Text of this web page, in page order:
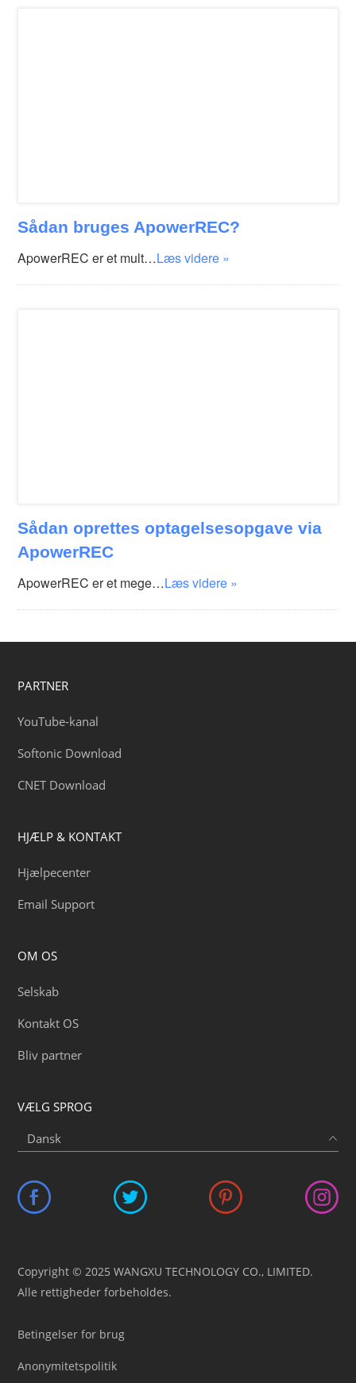
Sådan bruges ApowerREC?
ApowerREC er et mult…Læs videre »
Sådan oprettes optagelsesopgave via
ApowerREC
ApowerREC er et mege…Læs videre »
PARTNER
YouTube-kanal
Softonic Download
CNET Download
HJÆLP & KONTAKT
Hjælpecenter
Email Support
OM OS
Selskab
Kontakt OS
Bliv partner
VÆLG SPROG
Copyright © 2025 WANGXU TECHNOLOGY CO., LIMITED.
Alle rettigheder forbeholdes.
Betingelser for brug
Anonymitetspolitik